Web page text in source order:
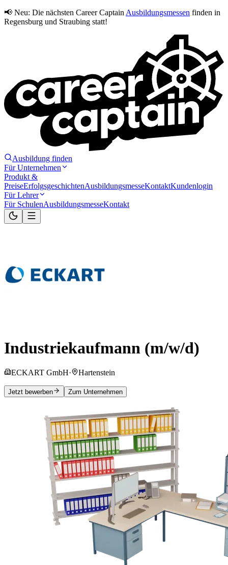
📢 Neu: Die nächsten Career Captain Ausbildungsmessen finden in
Regensburg und Straubing statt!
Ausbildung finden
Für Unternehmen
Produkt &
PreiseErfolgsgeschichtenAusbildungsmesseKontaktKundenlogin
Für Lehrer
Für SchulenAusbildungsmesseKontakt
Industriekaufmann (m/w/d)
ECKART GmbH· Hartenstein
Jetzt bewerben Zum Unternehmen